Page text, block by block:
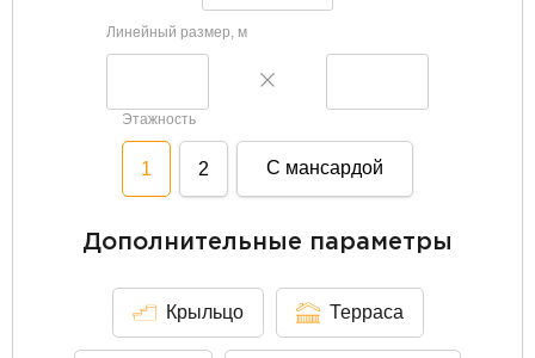
Линейный размер, м
Этажность
1 2 С мансардой
Дополнительные параметры
Крыльцо Терраса